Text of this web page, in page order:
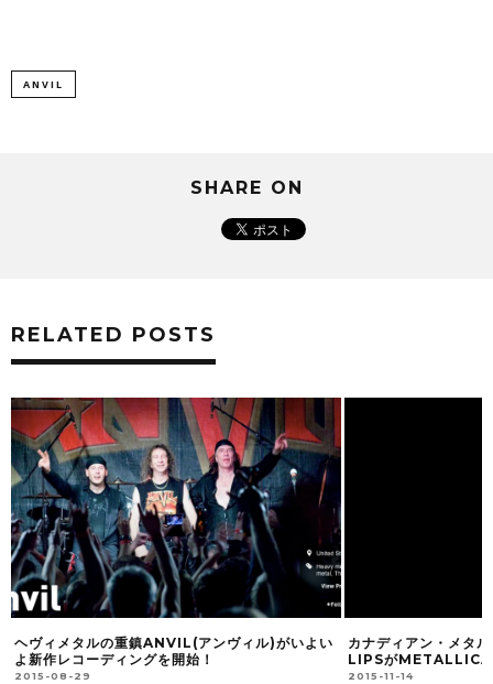
ANVIL
SHARE ON
RELATED POSTS
ヘヴィメタルの重鎮ANVIL(アンヴィル)がいよい
よ新作レコーディングを開始！
2015-08-29
カナディアン・メタ
LIPSがMETALLICA
2015-11-14